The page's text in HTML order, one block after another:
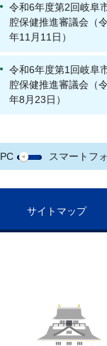
令和6年度第2回岐阜
腔保健推進審議会（
年11月11日）
令和6年度第1回岐阜
腔保健推進審議会（
年8月23日）
PC スマートフ
サイトマップ